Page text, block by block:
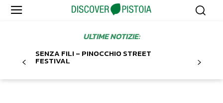
ULTIME NOTIZIE:
SENZA FILI – PINOCCHIO STREET
FESTIVAL